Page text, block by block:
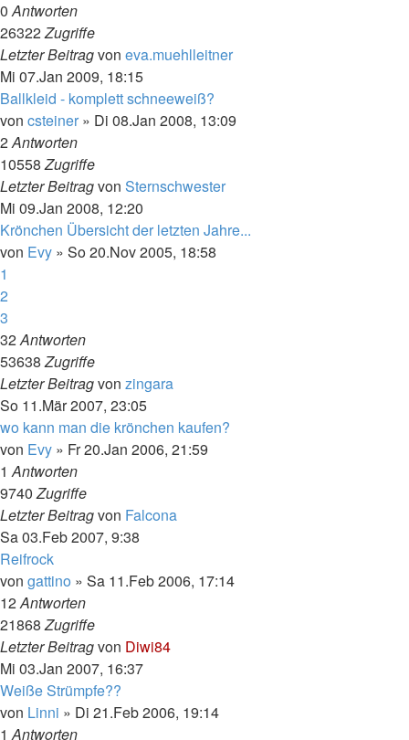
0Antworten
26322Zugriffe
Letzter Beitragvon eva.muehlleitner
Mi 07.Jan 2009, 18:15
Ballkleid - komplett schneeweiß?
von csteiner » Di 08.Jan 2008, 13:09
2Antworten
10558Zugriffe
Letzter Beitragvon Sternschwester
Mi 09.Jan 2008, 12:20
Krönchen Übersicht der letzten Jahre...
von Evy » So 20.Nov 2005, 18:58
1
2
3
32Antworten
53638Zugriffe
Letzter Beitragvon zingara
So 11.Mär 2007, 23:05
wo kann man die krönchen kaufen?
von Evy » Fr 20.Jan 2006, 21:59
1Antworten
9740Zugriffe
Letzter Beitragvon Falcona
Sa 03.Feb 2007, 9:38
Reifrock
von gattino » Sa 11.Feb 2006, 17:14
12Antworten
21868Zugriffe
Letzter Beitragvon Diwi84
Mi 03.Jan 2007, 16:37
Weiße Strümpfe??
von Linni » Di 21.Feb 2006, 19:14
1Antworten